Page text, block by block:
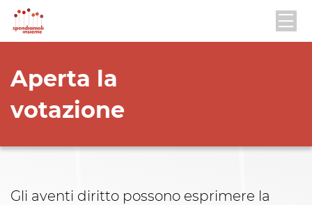
Aperta la
votazione
Gli aventi diritto possono esprimere la